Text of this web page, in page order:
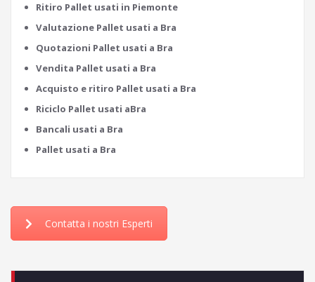
Ritiro Pallet usati in Piemonte
Valutazione Pallet usati a Bra
Quotazioni Pallet usati a Bra
Vendita Pallet usati a Bra
Acquisto e ritiro Pallet usati a Bra
Riciclo Pallet usati aBra
Bancali usati a Bra
Pallet usati a Bra
Contatta i nostri Esperti